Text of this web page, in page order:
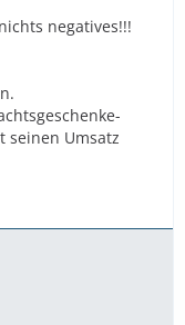
negatives!!!
seinen Umsatz